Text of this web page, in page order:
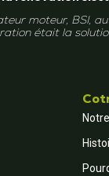
moteur, BSI,
était la